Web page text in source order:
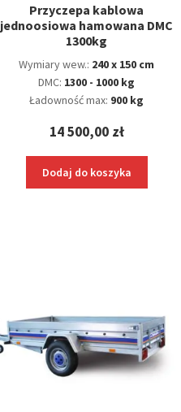
Przyczepa kablowa
jednoosiowa hamowana DMC
1300kg
Wymiary wew.: 240 x 150 cm
DMC: 1300 - 1000 kg
Ładowność max: 900 kg
14 500,00 zł
Dodaj do koszyka